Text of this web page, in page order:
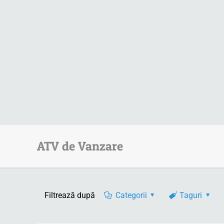
ATV de Vanzare
Filtrează după Categorii Taguri